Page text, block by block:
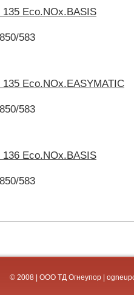
Eco.NOx.BASIS
583
Eco.NOx.EASYMATIC
583
Eco.NOx.BASIS
583
© 2008 | ООО ТД Огнеупор |